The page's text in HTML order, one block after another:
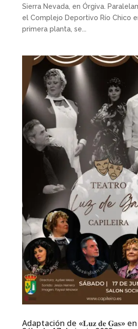
Sierra Nevada, en Órgiva.
el Complejo Deportivo Río Chico
primera planta, se...
Adaptación de «𝐋𝐮𝐳 𝐝𝐞 𝐆𝐚𝐬»